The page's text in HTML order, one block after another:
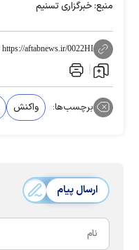
منبع: خبرگزاری تسنیم
https://aftabnews.ir/0022HI
برچسب‌ها: واکنش
ارسال پیام